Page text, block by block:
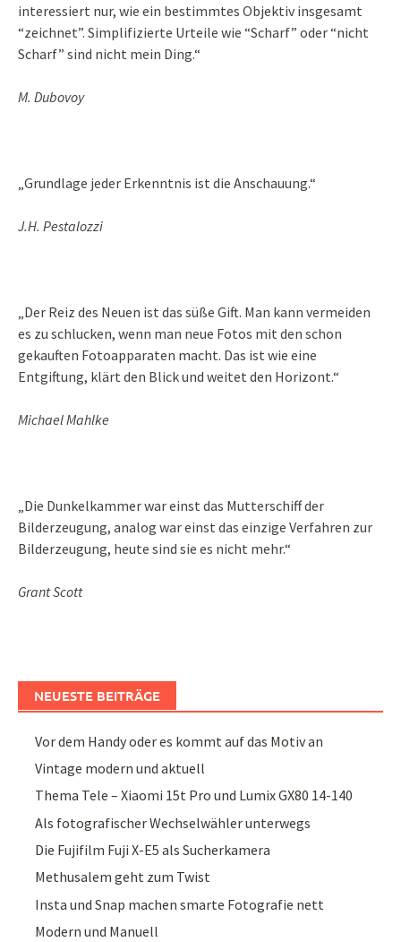
interessiert nur, wie ein bestimmtes Objektiv insgesamt
“zeichnet”. Simplifizierte Urteile wie “Scharf” oder “nicht
Scharf” sind nicht mein Ding.“
M. Dubovoy
„Grundlage jeder Erkenntnis ist die Anschauung.“
J.H. Pestalozzi
„Der Reiz des Neuen ist das süße Gift. Man kann vermeiden
es zu schlucken, wenn man neue Fotos mit den schon
gekauften Fotoapparaten macht. Das ist wie eine
Entgiftung, klärt den Blick und weitet den Horizont.“
Michael Mahlke
„Die Dunkelkammer war einst das Mutterschiff der
Bilderzeugung, analog war einst das einzige Verfahren zur
Bilderzeugung, heute sind sie es nicht mehr.“
Grant Scott
NEUESTE BEITRÄGE
Vor dem Handy oder es kommt auf das Motiv an
Vintage modern und aktuell
Thema Tele – Xiaomi 15t Pro und Lumix GX80 14-140
Als fotografischer Wechselwähler unterwegs
Die Fujifilm Fuji X-E5 als Sucherkamera
Methusalem geht zum Twist
Insta und Snap machen smarte Fotografie nett
Modern und Manuell